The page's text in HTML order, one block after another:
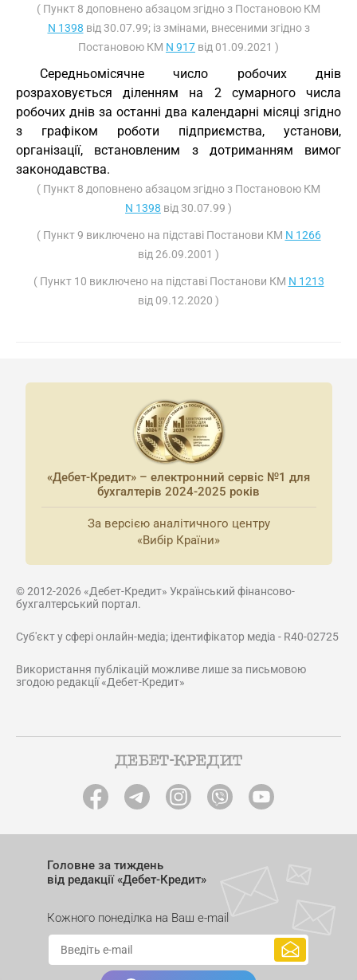
( Пункт 8 доповнено абзацом згідно з Постановою КМ
N 1398 від 30.07.99; із змінами, внесеними згідно з
Постановою КМ N 917 від 01.09.2021 )
Середньомісячне число робочих днів
розраховується діленням на 2 сумарного числа
робочих днів за останні два календарні місяці згідно
з графіком роботи підприємства, установи,
організації, встановленим з дотриманням вимог
законодавства.
( Пункт 8 доповнено абзацом згідно з Постановою КМ
N 1398 від 30.07.99 )
( Пункт 9 виключено на підставі Постанови КМ N 1266
від 26.09.2001 )
( Пункт 10 виключено на підставі Постанови КМ N 1213
від 09.12.2020 )
«Дебет-Кредит» – електронний сервіс №1 для
бухгалтерів 2024-2025 років
За версією аналітичного центру
«Вибір Країни»
© 2012-2026 «Дебет-Кредит» Український фінансово-
бухгалтерський портал.
Суб'єкт у сфері онлайн-медіа; ідентифікатор медіа - R40-02725
Використання публікацій можливе лише за письмовою
згодою редакції «Дебет-Кредит»
Головне за тиждень
від редакції «Дебет-Кредит»
Кожного понеділка на Ваш e-mail